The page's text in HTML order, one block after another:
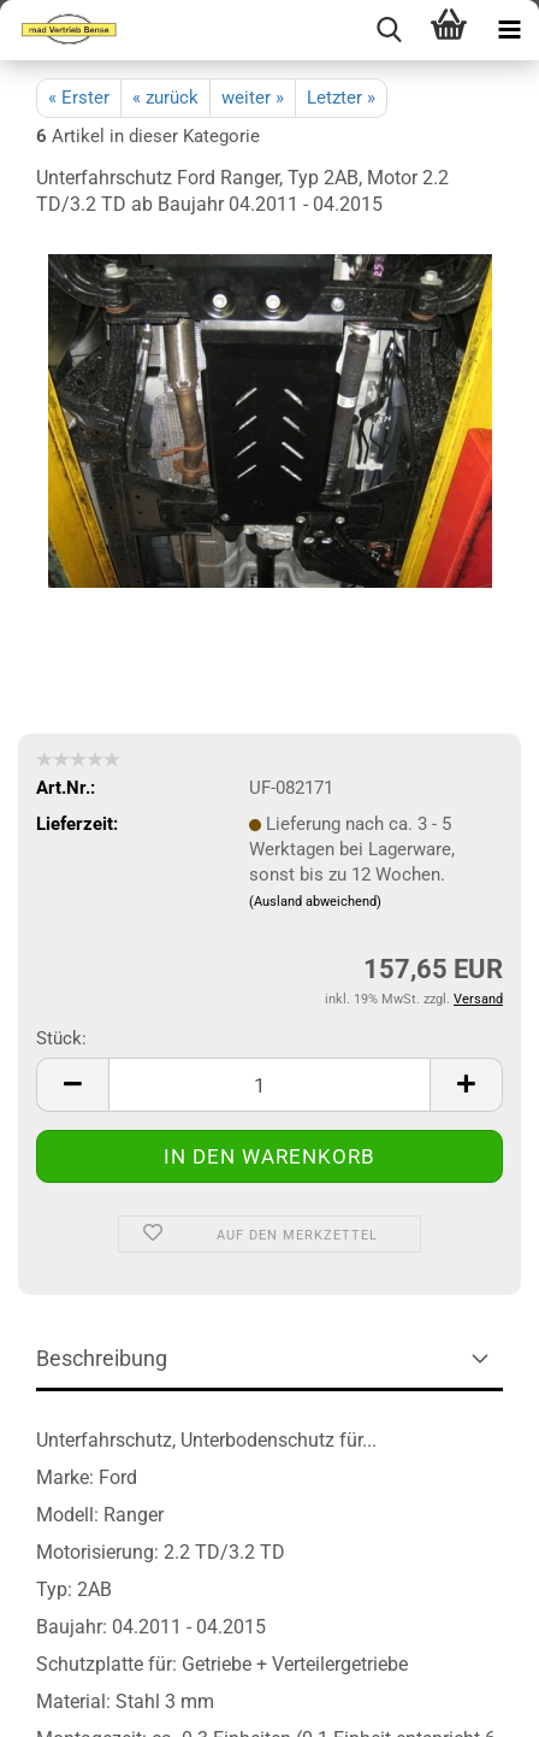
« Erster « zurück weiter »
Letzter »
6 Artikel in dieser Kategorie
Unterfahrschutz Ford Ranger, Typ 2AB, Motor 2.2
TD/3.2 TD ab Baujahr 04.2011 - 04.2015
Art.Nr.:
UF-082171
Lieferzeit:
Lieferung nach ca. 3 - 5
Werktagen bei Lagerware,
sonst bis zu 12 Wochen.
(Ausland abweichend)
157,65 EUR
inkl. 19% MwSt. zzgl. Versand
Stück:
Stück
AUF DEN MERKZETTEL
Beschreibung
Unterfahrschutz, Unterbodenschutz für...
Marke: Ford
Modell: Ranger
Motorisierung: 2.2 TD/3.2 TD
Typ: 2AB
Baujahr: 04.2011 - 04.2015
Schutzplatte für: Getriebe + Verteilergetriebe
Material: Stahl 3 mm